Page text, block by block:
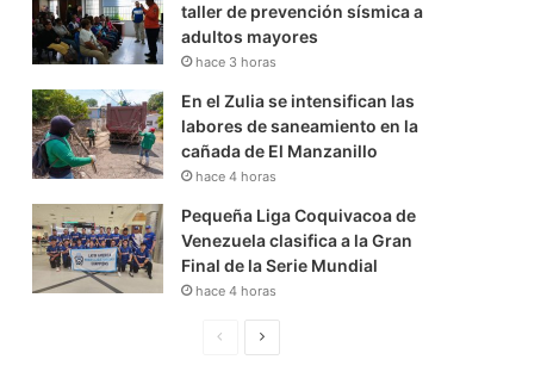
taller de prevención sísmica a
adultos mayores
hace 3 horas
En el Zulia se intensifican las
labores de saneamiento en la
cañada de El Manzanillo
hace 4 horas
Pequeña Liga Coquivacoa de
Venezuela clasifica a la Gran
Final de la Serie Mundial
hace 4 horas
S